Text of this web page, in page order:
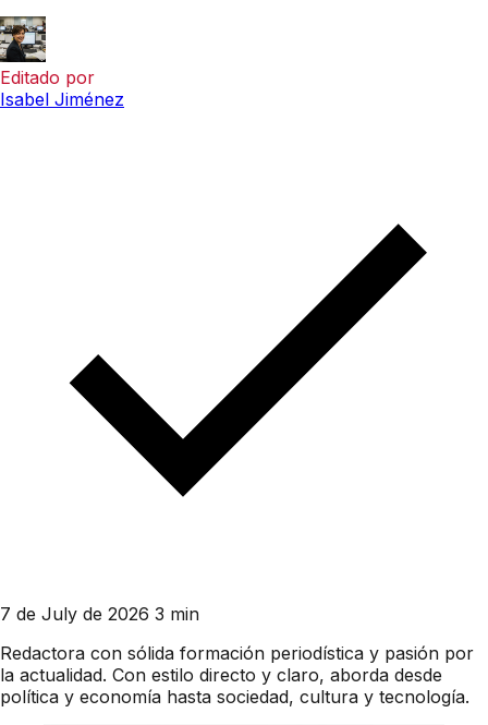
Editado por
Isabel Jiménez
7 de July de 2026 3 min
Redactora con sólida formación periodística y pasión por
la actualidad. Con estilo directo y claro, aborda desde
política y economía hasta sociedad, cultura y tecnología.